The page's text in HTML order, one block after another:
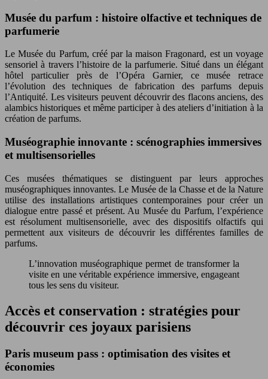
Musée du parfum : histoire olfactive et techniques de
parfumerie
Le Musée du Parfum, créé par la maison Fragonard, est un voyage
sensoriel à travers l’histoire de la parfumerie. Situé dans un élégant
hôtel particulier près de l’Opéra Garnier, ce musée retrace
l’évolution des techniques de fabrication des parfums depuis
l’Antiquité. Les visiteurs peuvent découvrir des flacons anciens, des
alambics historiques et même participer à des ateliers d’initiation à la
création de parfums.
Muséographie innovante : scénographies immersives
et multisensorielles
Ces musées thématiques se distinguent par leurs approches
muséographiques innovantes. Le Musée de la Chasse et de la Nature
utilise des installations artistiques contemporaines pour créer un
dialogue entre passé et présent. Au Musée du Parfum, l’expérience
est résolument multisensorielle, avec des dispositifs olfactifs qui
permettent aux visiteurs de découvrir les différentes familles de
parfums.
L’innovation muséographique permet de transformer la
visite en une véritable expérience immersive, engageant
tous les sens du visiteur.
Accès et conservation : stratégies pour
découvrir ces joyaux parisiens
Paris museum pass : optimisation des visites et
économies